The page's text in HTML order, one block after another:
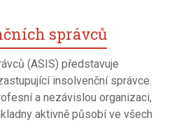
správců
(ASIS) představuje
insolvenční správce.
a nezávislou organizaci,
aktivně působí ve všech